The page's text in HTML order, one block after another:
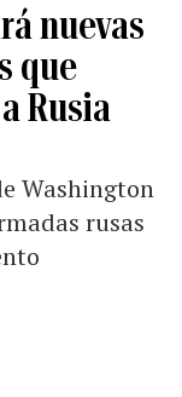
nuevas
que
Rusia
Washington
rusas